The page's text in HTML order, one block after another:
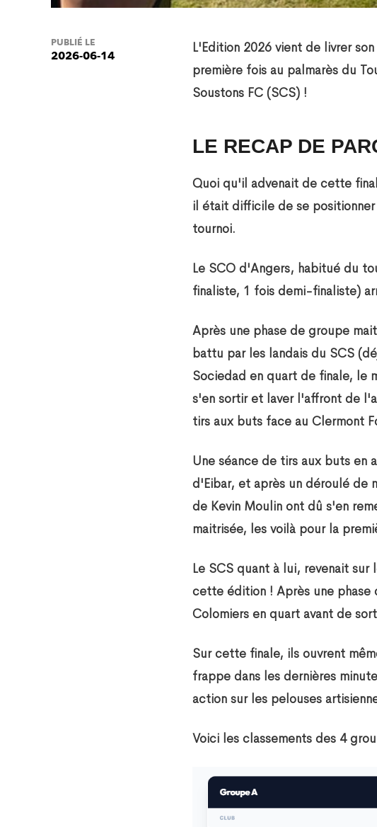
L'Edition 2026 vient de livrer
première fois au palmarès du
Soustons FC (SCS) !
LE RECAP DE
Quoi qu'il advenait de cette
il était difficile de se
tournoi.
Le SCO d'Angers, habitué du
finaliste, 1 fois demi-finaliste)
Après une phase de groupe
battu par les landais du SCS
Sociedad en quart de finale, le
s'en sortir et laver l'affront de
tirs aux buts face au Clermont
Une séance de tirs aux buts en
d'Eibar, et après un déroulé de
de Kevin Moulin ont dû s'en
maitrisée, les voilà pour la
Le SCS quant à lui, revenait
cette édition ! Après une phase
Colomiers en quart avant de
Sur cette finale, ils ouvrent
frappe dans les dernières
action sur les pelouses
Voici les classements des 4
PUBLIÉ LE
2026-06-14